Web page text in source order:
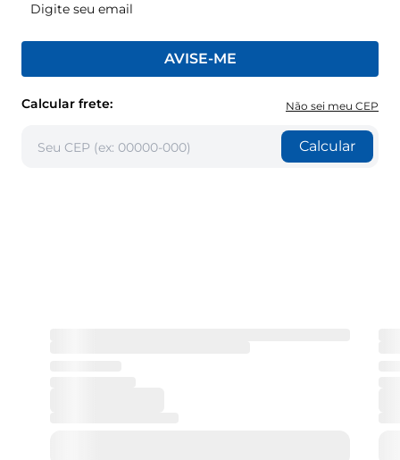
AVISE-ME
Calcular frete: Não sei meu CEP
Calcular